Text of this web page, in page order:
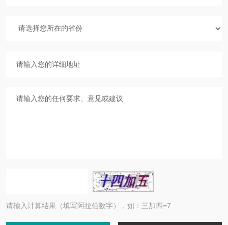
请输入计算结果（填写阿拉伯数字），如：三加四=7